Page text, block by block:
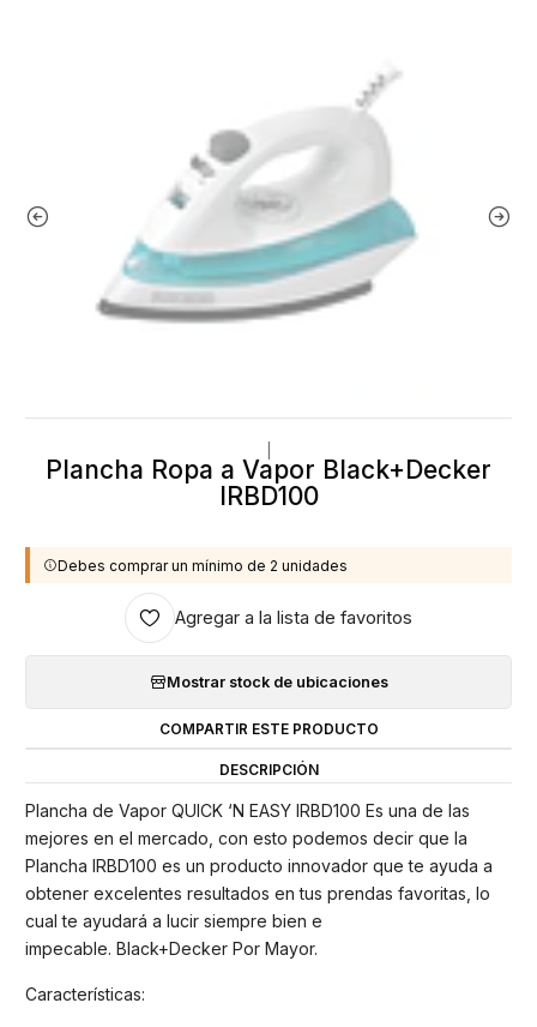
Plancha Ropa a Vapor Black+Decker
IRBD100
Debes comprar un mínimo de 2 unidades
Agregar a la lista de favoritos
Mostrar stock de ubicaciones
COMPARTIR ESTE PRODUCTO
DESCRIPCIÓN
Plancha de Vapor QUICK ‘N EASY IRBD100 Es una de las
mejores en el mercado, con esto podemos decir que la
Plancha IRBD100 es un producto innovador que te ayuda a
obtener excelentes resultados en tus prendas favoritas, lo
cual te ayudará a lucir siempre bien e
impecable. Black+Decker Por Mayor.
Características: